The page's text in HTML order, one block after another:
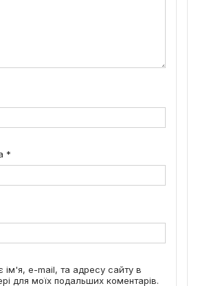
*
ім'я, e-mail, та адресу сайту в
для моїх подальших коментарів.